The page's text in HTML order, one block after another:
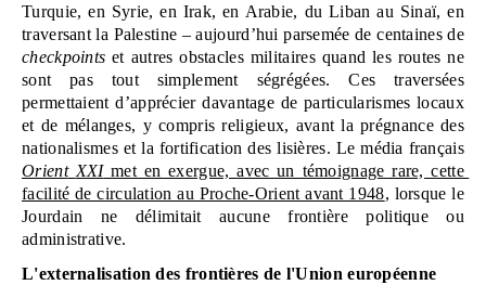
Turquie, en Syrie, en Irak, en Arabie, du Liban au Sinaï, en
checkpoints et autres obstacles militaires quand les routes ne
sont pas tout simplement ségrégées. Ces traversées
permettaient d’apprécier davantage de particularismes locaux
et de mélanges, y compris religieux, avant la prégnance des
Orient XXI met en exergue, avec un témoignage rare, cette
facilité de circulation au Proche-Orient avant 1948, lorsque le
Jourdain ne délimitait aucune frontière politique ou
administrative.
L'externalisation des frontières de l'Union européenne